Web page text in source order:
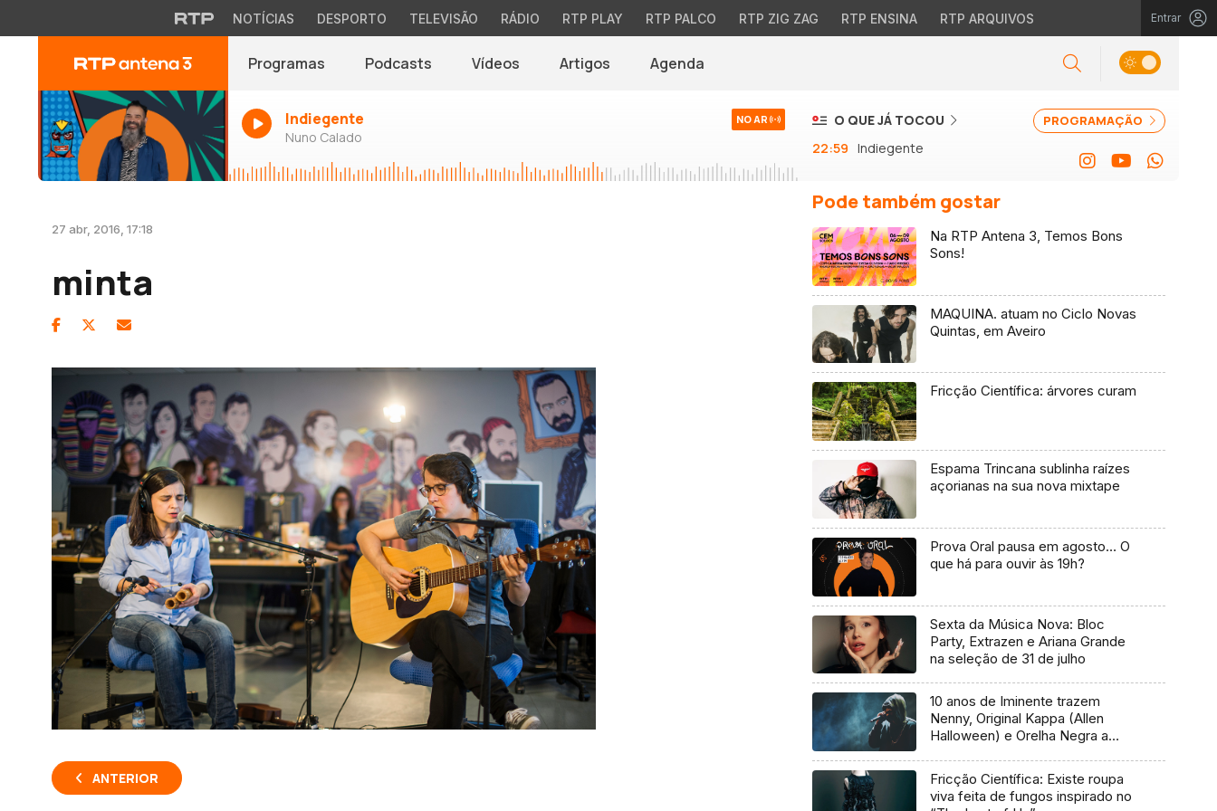
NOTÍCIAS DESPORTO TELEVISÃO RÁDIO RTP PLAY RTP PALCO RTP ZIG ZAG RTP ENSINA RTP ARQUIVOS Entrar
Programas Podcasts Vídeos Artigos Agenda
Indiegente
Nuno Calado
NO AR PROGRAMAÇÃO
O QUE JÁ TOCOU
22:59 Indiegente
27 abr, 2016, 17:18
minta
ANTERIOR
Pode também gostar
Na RTP Antena 3, Temos Bons
Sons!
MAQUINA. atuam no Ciclo Novas
Quintas, em Aveiro
Fricção Científica: árvores curam
Espama Trincana sublinha raízes
açorianas na sua nova mixtape
Prova Oral pausa em agosto… O
que há para ouvir às 19h?
Sexta da Música Nova: Bloc
Party, Extrazen e Ariana Grande
na seleção de 31 de julho
10 anos de Iminente trazem
Nenny, Original Kappa (Allen
Halloween) e Orelha Negra a
Fricção Científica: Existe roupa
viva feita de fungos inspirado no